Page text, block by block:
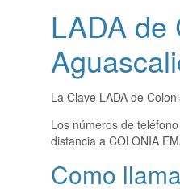
LADA de
La Clave LADA de
Los números de
distancia a COLONIA
Como